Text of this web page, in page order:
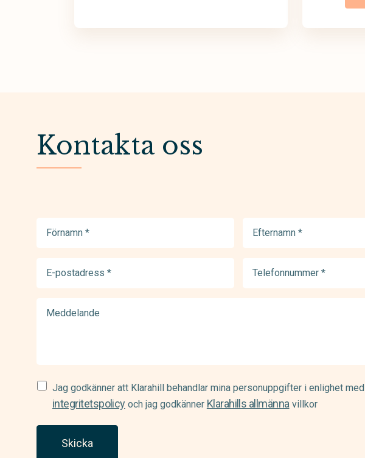
Kontakta oss
postadress
Samtycke
(Required)
Jag godkänner att Klarahill behandlar mina personuppgifter i enlighet med
integritetspolicyoch jag godkänner Klarahills allmännavillkor
Skicka